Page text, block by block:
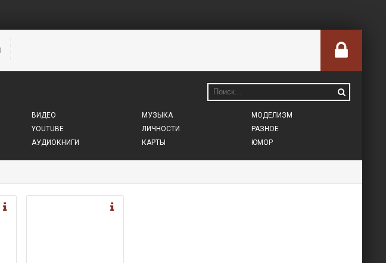
ВИДЕО
YOUTUBE
АУДИОКНИГИ
МУЗЫКА
ЛИЧНОСТИ
КАРТЫ
МОДЕЛИЗМ
РАЗНОЕ
ЮМОР